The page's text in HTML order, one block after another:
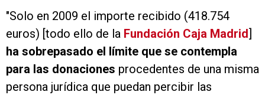
"Solo en 2009 el importe recibido (418.754
euros) [todo ello de la Fundación Caja Madrid]
ha sobrepasado el límite que se contempla
para las donaciones procedentes de una misma
persona jurídica que puedan percibir las